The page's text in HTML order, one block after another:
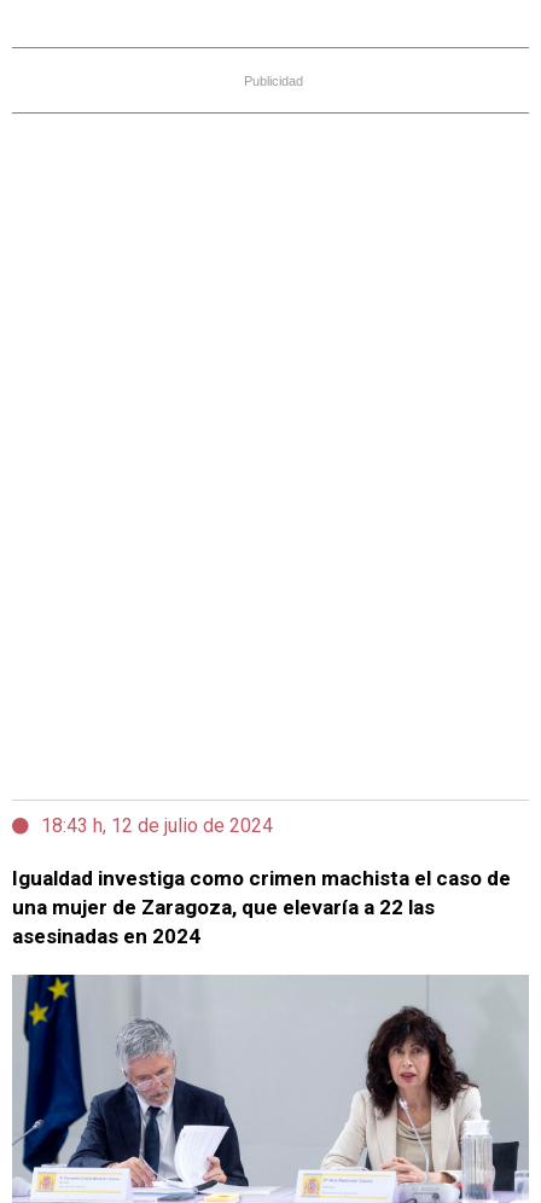
Publicidad
18:43 h, 12 de julio de 2024
Igualdad investiga como crimen machista el caso de
una mujer de Zaragoza, que elevaría a 22 las
asesinadas en 2024